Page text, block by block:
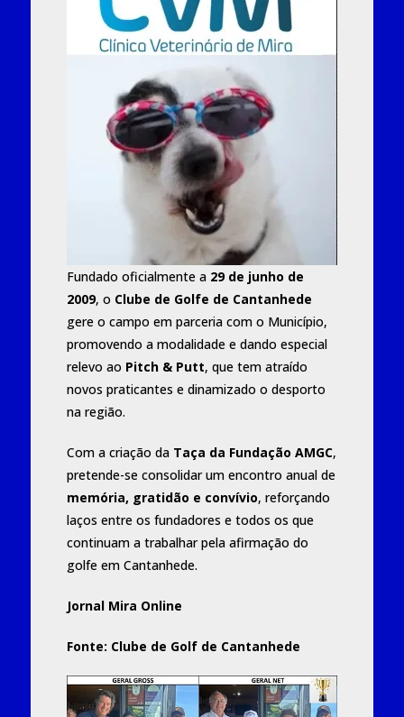
Fundado oficialmente a 29 de junho de
2009, o Clube de Golfe de Cantanhede
gere o campo em parceria com o Município,
promovendo a modalidade e dando especial
relevo ao Pitch & Putt, que tem atraído
novos praticantes e dinamizado o desporto
na região.
Com a criação da Taça da Fundação AMGC,
pretende-se consolidar um encontro anual de
memória, gratidão e convívio, reforçando
laços entre os fundadores e todos os que
continuam a trabalhar pela afirmação do
golfe em Cantanhede.
Jornal Mira Online
Fonte: Clube de Golf de Cantanhede